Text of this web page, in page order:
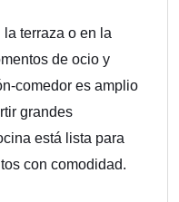
terraza o en la
de ocio y
comedor es amplio
grandes
está lista para
con comodidad.